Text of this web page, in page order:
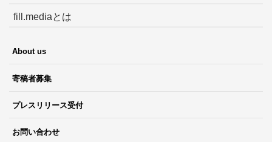
fill.mediaとは
About us
寄稿者募集
プレスリリース受付
お問い合わせ